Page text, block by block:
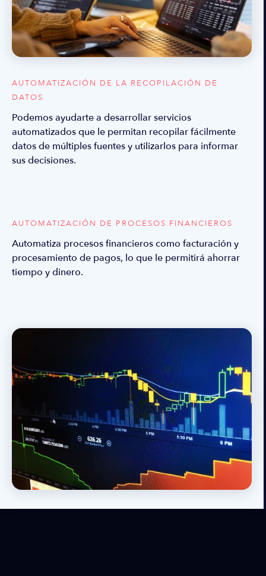
AUTOMATIZACIÓN DE LA RECOPILACIÓN DE
DATOS
Podemos ayudarte a desarrollar servicios
automatizados que le permitan recopilar fácilmente
datos de múltiples fuentes y utilizarlos para informar
sus decisiones.
AUTOMATIZACIÓN DE PROCESOS FINANCIEROS
Automatiza procesos financieros como facturación y
procesamiento de pagos, lo que le permitirá ahorrar
tiempo y dinero.